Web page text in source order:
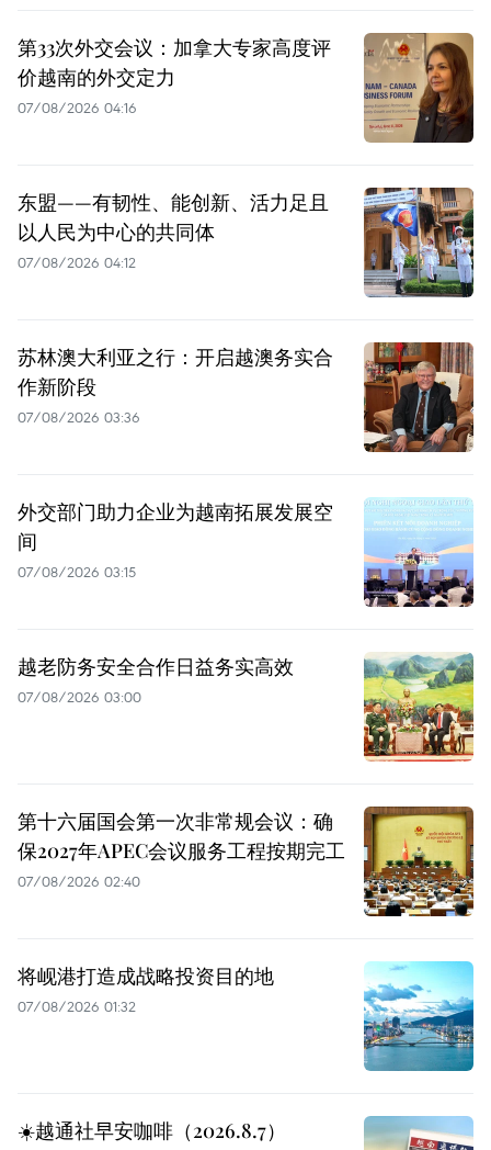
第33次外交会议：加拿大专家高度评
价越南的外交定力
07/08/2026 04:16
东盟——有韧性、能创新、活力足且
以人民为中心的共同体
07/08/2026 04:12
苏林澳大利亚之行：开启越澳务实合
作新阶段
07/08/2026 03:36
外交部门助力企业为越南拓展发展空
间
07/08/2026 03:15
越老防务安全合作日益务实高效
07/08/2026 03:00
第十六届国会第一次非常规会议：确
保2027年APEC会议服务工程按期完工
07/08/2026 02:40
将岘港打造成战略投资目的地
07/08/2026 01:32
☀️越通社早安咖啡（2026.8.7）